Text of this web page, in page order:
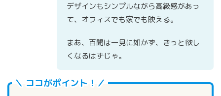
デザインもシンプルながら高級感があっ
て、オフィスでも家でも映える。
まあ、百聞は一見に如かず、きっと欲し
くなるはずじゃ。
＼ ココがポイント！／